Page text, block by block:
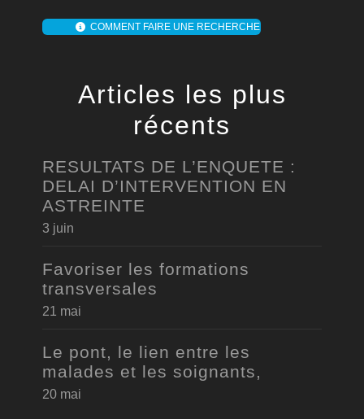
COMMENT FAIRE UNE RECHERCHE
Articles les plus
récents
RESULTATS DE L’ENQUETE :
DELAI D’INTERVENTION EN
ASTREINTE
3 juin
Favoriser les formations
transversales
21 mai
Le pont, le lien entre les
malades et les soignants,
20 mai